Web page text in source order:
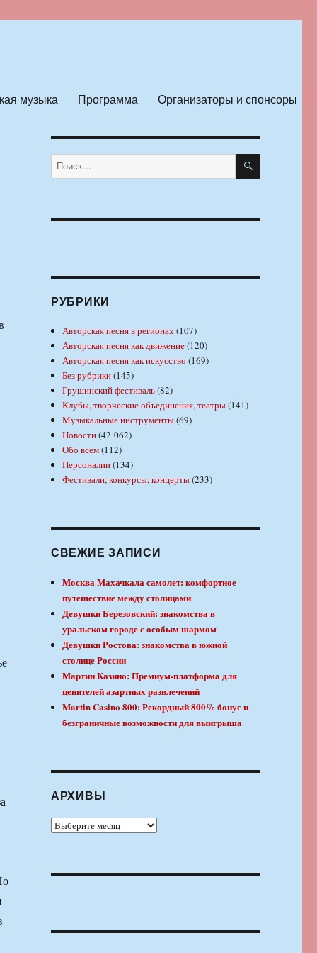
музыка Программа Организаторы и спонсоры
Искать: ПОИСК
РУБРИКИ
Авторская песня в регионах(107)
Авторская песня как движение(120)
Авторская песня как искусство (169)
Без рубрики(145)
Грушинский фестиваль(82)
Клубы, творческие объединения, театры(141)
Музыкальные инструменты(69)
Новости(42 062)
Обо всем(112)
Персоналии(134)
Фестивали, конкурсы, концерты(233)
СВЕЖИЕ ЗАПИСИ
Москва Махачкала самолет: комфортное
путешествие между столицами
Девушки Березовский: знакомства в
уральском городе с особым шармом
Девушки Ростова: знакомства в южной
столице России
Мартин Казино: Премиум-платформа для
ценителей азартных развлечений
Martin Casino 800: Рекордный 800% бонус и
безграничные возможности для выигрыша
АРХИВЫ
Архивы